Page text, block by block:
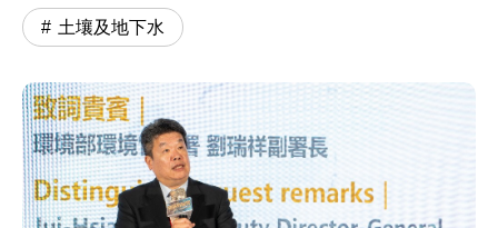
土壤及地下水